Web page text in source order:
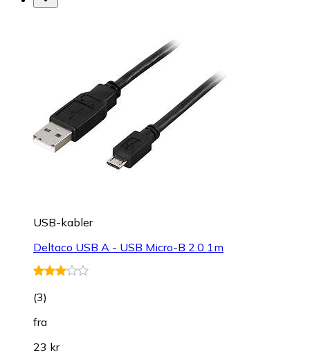
USB-kabler
Deltaco USB A - USB Micro-B 2.0 1m
(3)
fra
23 kr